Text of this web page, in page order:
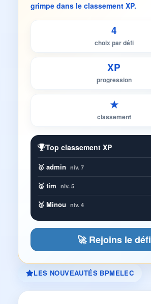
grimpe dans le classement XP.
4
choix par défi
XP
progression
★
classement
Top classement XP
🥇 admin niv. 7
🥈 tim niv. 5
🥉 Minou niv. 4
🚀 Rejoins le défi
LES NOUVEAUTÉS BPMELEC